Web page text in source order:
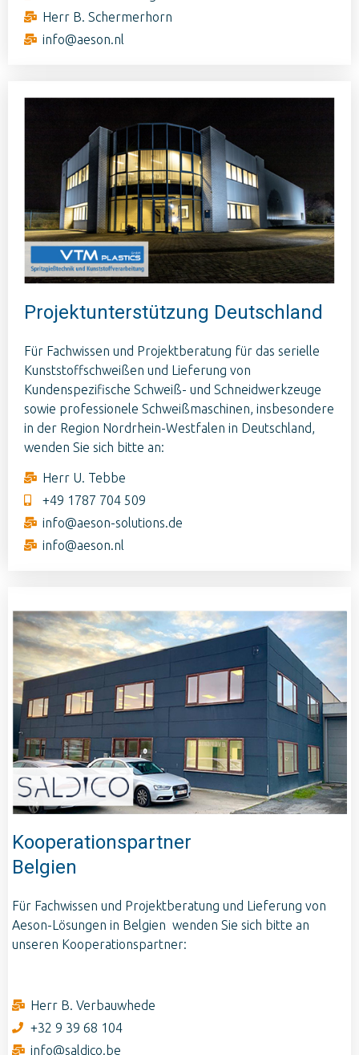
Herr B. Schermerhorn
info@aeson.nl
Projektunterstützung Deutschland
Für Fachwissen und Projektberatung für das serielle
Kunststoffschweißen und Lieferung von
Kundenspezifische Schweiß- und Schneidwerkzeuge
sowie professionele Schweißmaschinen, insbesondere
in der Region Nordrhein-Westfalen in Deutschland,
wenden Sie sich bitte an:
Herr U. Tebbe
+49 1787 704 509
info@aeson-solutions.de
info@aeson.nl
Kooperationspartner
Belgien
Für Fachwissen und Projektberatung und Lieferung von
Aeson-Lösungen in Belgien wenden Sie sich bitte an
unseren Kooperationspartner:
Herr B. Verbauwhede
+32 9 39 68 104
info@saldico.be